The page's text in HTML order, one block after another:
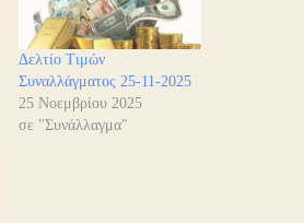
Δελτίο Τιμών
Συναλλάγματος 25-11-2025
25 Νοεμβρίου 2025
σε "Συνάλλαγμα"